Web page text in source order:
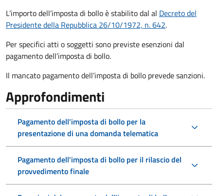
L’importo dell’imposta di bollo è stabilito dal al Decreto del
Presidente della Repubblica 26/10/1972, n. 642.
Per specifici atti o soggetti sono previste esenzioni dal
pagamento dell’imposta di bollo.
Il mancato pagamento dell’imposta di bollo prevede sanzioni.
Approfondimenti
Pagamento dell'imposta di bollo per la
presentazione di una domanda telematica
Pagamento dell'imposta di bollo per il rilascio del
provvedimento finale